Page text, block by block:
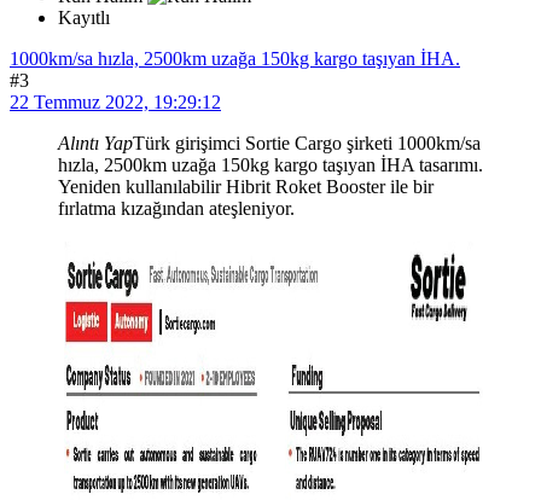
Kayıtlı
1000km/sa hızla, 2500km uzağa 150kg kargo taşıyan İHA.
#3
22 Temmuz 2022, 19:29:12
Alıntı YapTürk girişimci Sortie Cargo şirketi 1000km/sa
hızla, 2500km uzağa 150kg kargo taşıyan İHA tasarımı.
Yeniden kullanılabilir Hibrit Roket Booster ile bir
fırlatma kızağından ateşleniyor.